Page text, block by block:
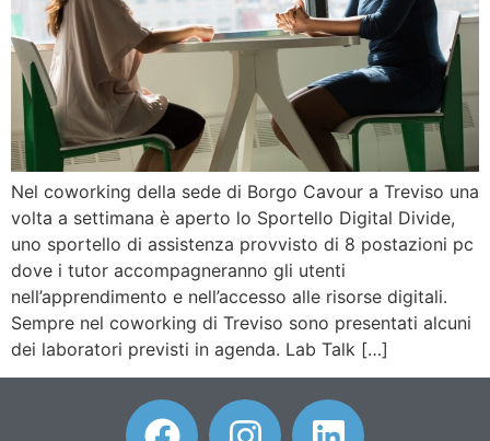
Nel coworking della sede di Borgo Cavour a Treviso una
volta a settimana è aperto lo Sportello Digital Divide,
uno sportello di assistenza provvisto di 8 postazioni pc
dove i tutor accompagneranno gli utenti
nell’apprendimento e nell’accesso alle risorse digitali.
Sempre nel coworking di Treviso sono presentati alcuni
dei laboratori previsti in agenda. Lab Talk […]